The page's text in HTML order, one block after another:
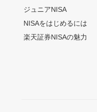
ジュニアNISA
NISAをはじめるには
楽天証券NISAの魅力